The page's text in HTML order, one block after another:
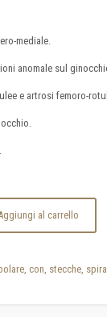
mediale.
anomale sul
e artrosi femoro-
al carrello
con, stecche,